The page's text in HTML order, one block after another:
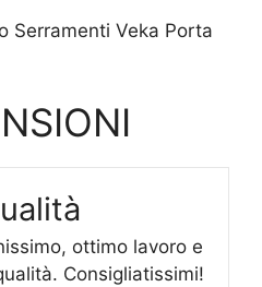
Serramenti Veka Porta
ottimo lavoro e
Consigliatissimi!